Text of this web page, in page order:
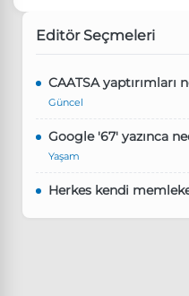
Editör Seçmeleri
CAATSA yaptırımları
Güncel
Google '67' yazınca
Yaşam
Herkes kendi